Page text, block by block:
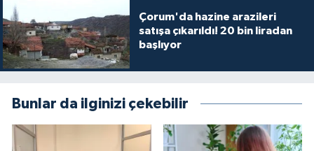
Çorum'da hazine arazileri
satışa çıkarıldı! 20 bin liradan
başlıyor
Bunlar da ilginizi çekebilir